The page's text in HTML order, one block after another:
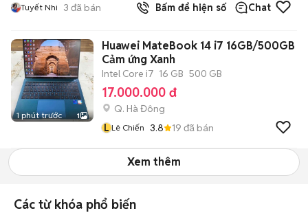
Tuyết Nhi 3 đã bán Bấm để hiện số Chat
1 phút trước 1
Huawei MateBook 14 i7 16GB/500GB
Cảm ứng Xanh
Intel Core i7 16 GB 500 GB
17.000.000 đ
Q. Hà Đông
L Lê Chiến 3.8 19 đã bán
Xem thêm
Các từ khóa phổ biến